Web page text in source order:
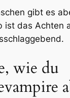
gibt es
ist das Achten
wie du